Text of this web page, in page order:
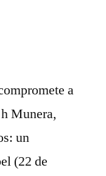
a
Munera,
un
(22 de